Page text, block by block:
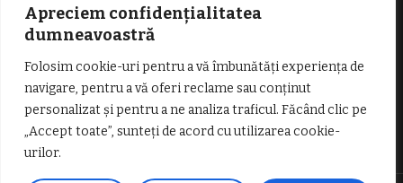
Apreciem confidențialitatea
dumneavoastră
Folosim cookie-uri pentru a vă îmbunătăți experiența de
navigare, pentru a vă oferi reclame sau conținut
personalizat și pentru a ne analiza traficul. Făcând clic pe
„Accept toate”, sunteți de acord cu utilizarea cookie-
urilor.
TERMENI SI CONDITII DE UTILIZARE
INFORMATII DESPRE COOKIES
DESPRE NOI
PUBLICITATE